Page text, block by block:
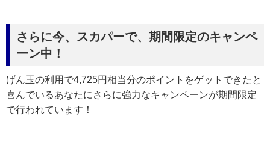
さらに今、スカパーで、期間限定のキャンペ
ーン中！
げん玉の利用で4,725円相当分のポイントをゲットできたと
喜んでいるあなたにさらに強力なキャンペーンが期間限定
で行われています！